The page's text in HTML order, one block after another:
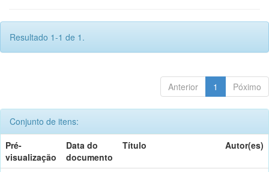
Resultado 1-1 de 1.
Anterior 1 Póximo
Conjunto de itens:
Pré-
visualização
Data do
documento
Título Autor(es)